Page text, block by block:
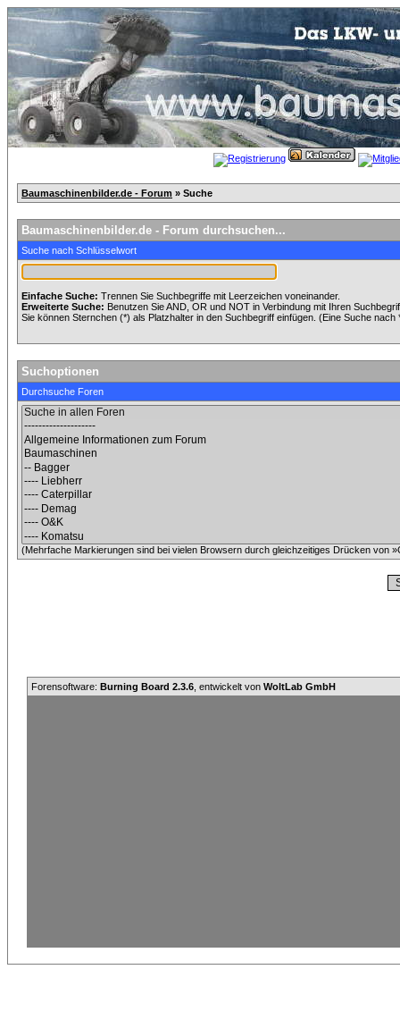
Baumaschinenbilder.de - Forum » Suche
Baumaschinenbilder.de - Forum durchsuchen...
Suche nach Schlüsselwort
Einfache Suche: Trennen Sie Suchbegriffe mit Leerzeichen voneinander.
Erweiterte Suche: Benutzen Sie AND, OR und NOT in Verbindung mit Ihren
Sie können Sternchen (*) als Platzhalter in den Suchbegriff einfügen. (Eine Suche
Suchoptionen
Durchsuche Foren
(Mehrfache Markierungen sind bei vielen Browsern durch gleichzeitiges Drücken von
Forensoftware: Burning Board 2.3.6 , entwickelt von WoltLab GmbH